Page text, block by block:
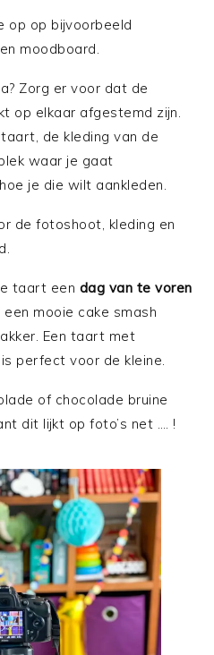
op op bijvoorbeeld
moodboard.
Zorg er voor dat de
op elkaar afgestemd zijn.
de kleding van de
waar je gaat
je die wilt aankleden.
de fotoshoot, kleding en
taart een dag van te voren
mooie cake smash
Een taart met
perfect voor de kleine.
of chocolade bruine
dit lijkt op foto’s net …. !